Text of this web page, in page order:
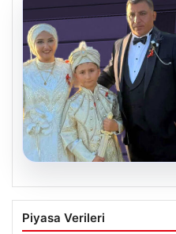
06.08.2026
Çanakkale’de
dönüştü. Yusuf
Piyasa Verileri